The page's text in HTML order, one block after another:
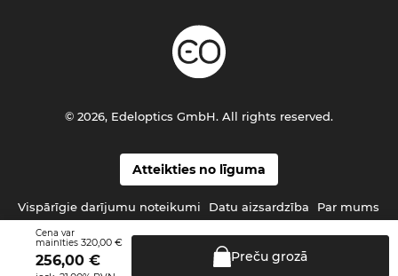
Cena var
mainīties 320,00 €
256,00 € Preču grozā
Atteikties no līguma
Vispārīgie darījumu noteikumi Datu aizsardzība Par mums
© 2026, Edeloptics GmbH. All rights reserved.